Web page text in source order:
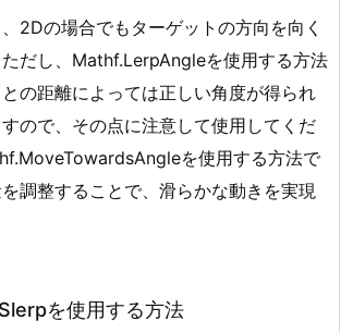
Vector2 direction target.position
angle Mathf direction .
return Quaternion .Euler(0, 0, angle );
された回転へとオブジェクトを滑らかに回転
summary>
name="targetRotation">目標の回転
class SmoothRotation : MonoBehaviour
Transform target; // ターゲットへの参
float rotationSpeed = 2f; // 回転の
void Update( )
ゲットに向けてオブジェクトをゆっくりと回
2Dの場合でもターゲットの方向を向く
だし、Mathf.LerpAngleを使用する方法
の距離によっては正しい角度が得られ
ので、その点に注意して使用してくだ
を使用する方法で
調整することで、滑らかな動きを実現
を使用する方法